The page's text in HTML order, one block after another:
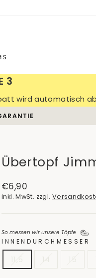
3
wird automatisch
Übertopf
Normaler
Preis
€6,90
inkl. MwSt. zzgl.
So messen wir unsere Töpfe
INNENDURCHMESSER